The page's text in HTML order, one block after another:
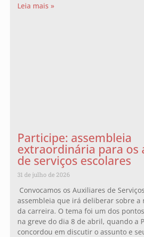
Leia mais »
Participe: assembleia
extraordinária para os
de serviços escolares
31 de julho de 2026
Convocamos os Auxiliares de
assembleia que irá deliberar sobre a
da carreira. O tema foi um dos
na greve do dia 8 de abril, quando a
concordou em discutir o assunto e